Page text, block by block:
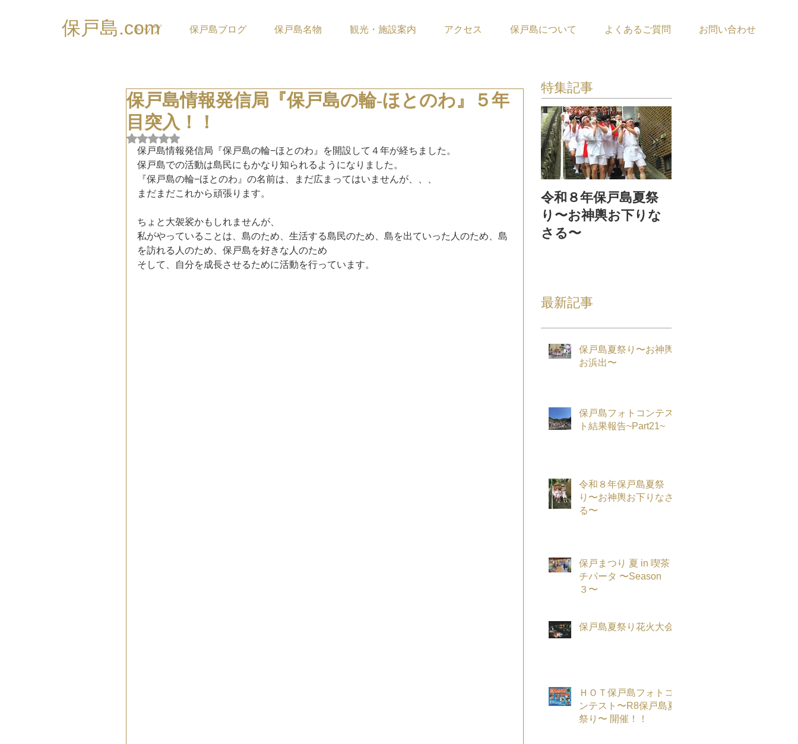
保戸島.com
トップ 保戸島ブログ 保戸島名物 観光・施設案内 アクセス 保戸島について よくあるご質問 お問い合わせ
保戸島情報発信局『保戸島の輪‐ほとのわ』５年
目突入！！
5つ星のうちNaNと評価されています。
保戸島情報発信局『保戸島の輪−ほとのわ』を開設して４年が経ちました。
保戸島での活動は島民にもかなり知られるようになりました。
『保戸島の輪−ほとのわ』の名前は、まだ広まってはいませんが、、、
まだまだこれから頑張ります。
ちょと大袈裟かもしれませんが、
私がやっていることは、島のため、生活する島民のため、島を出ていった人のため、島
を訪れる人のため、保戸島を好きな人のため
そして、自分を成長させるために活動を行っています。
特集記事
令和８年保戸島夏祭
り〜お神輿お下りな
さる〜
最新記事
保戸島夏祭り〜お神輿
お浜出〜
保戸島フォトコンテス
ト結果報告~Part21~
令和８年保戸島夏祭
り〜お神輿お下りなさ
る〜
保戸まつり 夏 in 喫茶
チパータ 〜Season
３〜
保戸島夏祭り花火大会
ＨＯＴ保戸島フォトコ
ンテスト〜R8保戸島夏
祭り〜 開催！！